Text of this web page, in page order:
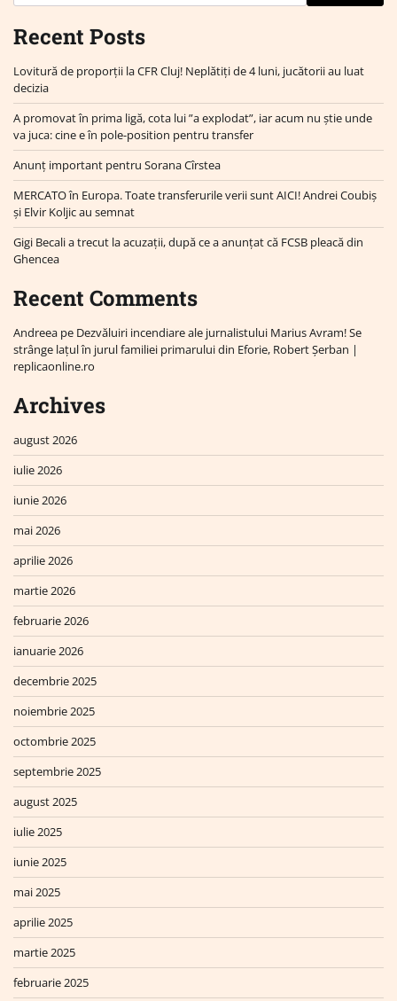
Recent Posts
Lovitură de proporții la CFR Cluj! Neplătiți de 4 luni, jucătorii au luat
decizia
A promovat în prima ligă, cota lui ”a explodat”, iar acum nu știe unde
va juca: cine e în pole-position pentru transfer
Anunț important pentru Sorana Cîrstea
MERCATO în Europa. Toate transferurile verii sunt AICI! Andrei Coubiș
și Elvir Koljic au semnat
Gigi Becali a trecut la acuzații, după ce a anunțat că FCSB pleacă din
Ghencea
Recent Comments
Andreea pe Dezvăluiri incendiare ale jurnalistului Marius Avram! Se
strânge lațul în jurul familiei primarului din Eforie, Robert Șerban |
replicaonline.ro
Archives
august 2026
iulie 2026
iunie 2026
mai 2026
aprilie 2026
martie 2026
februarie 2026
ianuarie 2026
decembrie 2025
noiembrie 2025
octombrie 2025
septembrie 2025
august 2025
iulie 2025
iunie 2025
mai 2025
aprilie 2025
martie 2025
februarie 2025